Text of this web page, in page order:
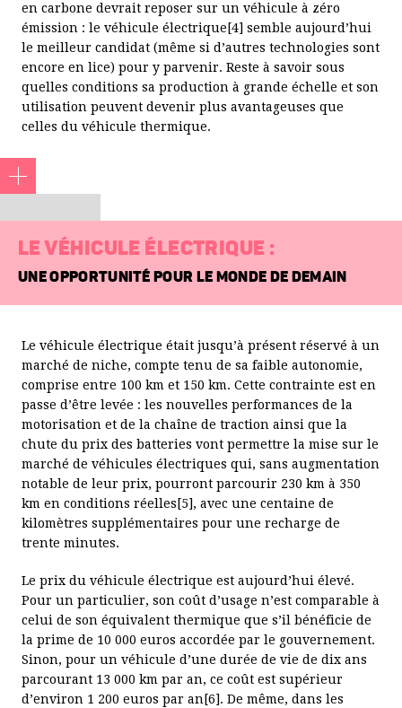
en carbone devrait reposer sur un véhicule à zéro
émission : le véhicule électrique[4] semble aujourd’hui
le meilleur candidat (même si d’autres technologies sont
encore en lice) pour y parvenir. Reste à savoir sous
quelles conditions sa production à grande échelle et son
utilisation peuvent devenir plus avantageuses que
celles du véhicule thermique.
4. Avec une batterie fabriquée dans un pays doté d’un
système électrique propre.
LE VÉHICULE ÉLECTRIQUE :
UNE OPPORTUNITÉ POUR LE MONDE DE DEMAIN
Le véhicule électrique était jusqu’à présent réservé à un
marché de niche, compte tenu de sa faible autonomie,
comprise entre 100 km et 150 km. Cette contrainte est en
passe d’être levée : les nouvelles performances de la
motorisation et de la chaîne de traction ainsi que la
chute du prix des batteries vont permettre la mise sur le
marché de véhicules électriques qui, sans augmentation
notable de leur prix, pourront parcourir 230 km à 350
km en conditions réelles[5], avec une centaine de
kilomètres supplémentaires pour une recharge de
trente minutes.
Le prix du véhicule électrique est aujourd’hui élevé.
Pour un particulier, son coût d’usage n’est comparable à
celui de son équivalent thermique que s’il bénéficie de
la prime de 10 000 euros accordée par le gouvernement.
Sinon, pour un véhicule d’une durée de vie de dix ans
parcourant 13 000 km par an, ce coût est supérieur
d’environ 1 200 euros par an[6]. De même, dans les